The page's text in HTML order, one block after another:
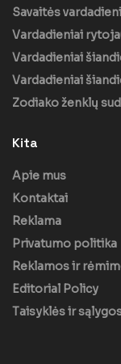
Savaitės
Vardadieniai
Vardadieniai
Vardadieniai
Zodiako ženklų
Kita
Apie mus
Kontaktai
Reklama
Privatumo politika
Reklamos ir
Editorial Policy
Taisyklės ir